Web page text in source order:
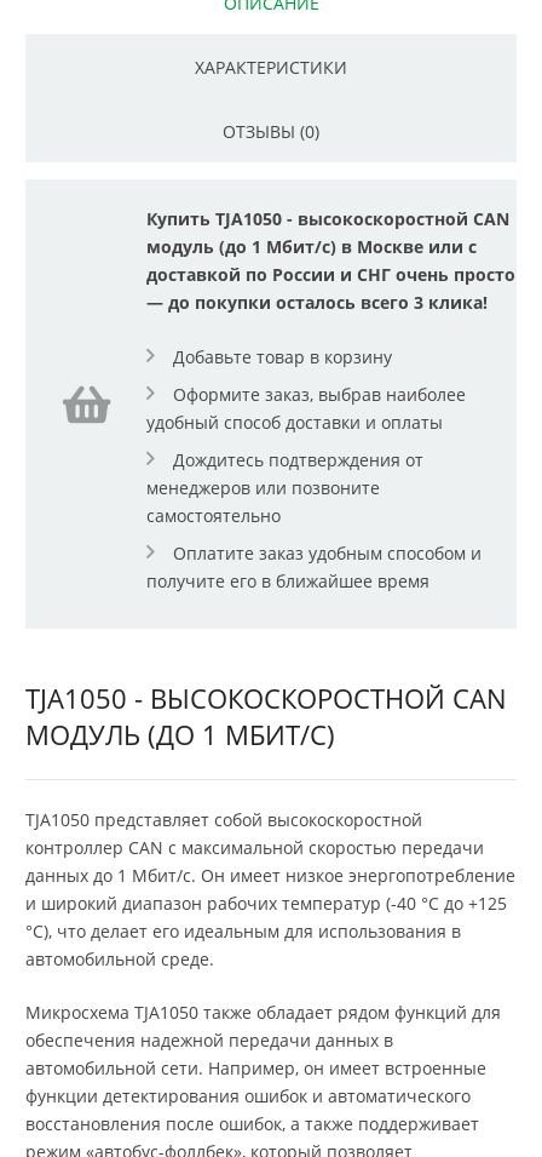
ХАРАКТЕРИСТИКИ
ОТЗЫВЫ (0)
Купить TJA1050 - высокоскоростной CAN
модуль (до 1 Мбит/с) в Москве или с
доставкой по России и СНГ очень просто
— до покупки осталось всего 3 клика!
Добавьте товар в корзину
Оформите заказ, выбрав наиболее
удобный способ доставки и оплаты
Дождитесь подтверждения от
менеджеров или позвоните
самостоятельно
Оплатите заказ удобным способом и
получите его в ближайшее время
TJA1050 - ВЫСОКОСКОРОСТНОЙ CAN
МОДУЛЬ (ДО 1 МБИТ/С)
TJA1050 представляет собой высокоскоростной
контроллер CAN с максимальной скоростью передачи
данных до 1 Мбит/с. Он имеет низкое энергопотребление
и широкий диапазон рабочих температур (-40 °C до +125
°C), что делает его идеальным для использования в
автомобильной среде.
Микросхема TJA1050 также обладает рядом функций для
обеспечения надежной передачи данных в
автомобильной сети. Например, он имеет встроенные
функции детектирования ошибок и автоматического
восстановления после ошибок, а также поддерживает
режим «автобус-фоллбек», который позволяет